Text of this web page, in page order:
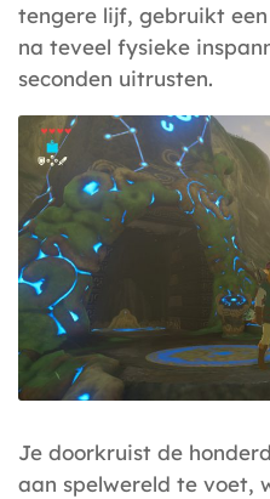
tengere lijf, gebruikt
na teveel fysieke
seconden uitrusten.
Je doorkruist de
aan spelwereld te voet,